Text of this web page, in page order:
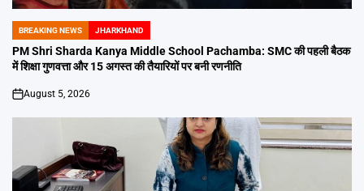
POSTED
IN
BREAKING NEWS JHARKHAND
PM Shri Sharda Kanya Middle School Pachamba: SMC की पहली बैठक
में शिक्षा गुणवत्ता और 15 अगस्त की तैयारियों पर बनी रणनीति
on
August 5, 2026